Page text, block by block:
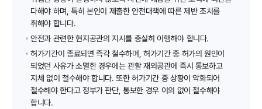
다해야 하며, 특히 본인이 제출한 안전대책에 따른 제반 조치를
취해야 합니다.
안전과 관련한 현지공관의 지시를 충실히 이행해야 합니다.
허가기간이 종료되면 즉각 철수하며, 허가기간 중 허가의 원인이
되었던 사유가 소멸한 경우에는 관할 재외공관에 즉시 통보하고
지체 없이 철수해야 합니다. 또한 허가기간 중 상황이 악화되어
철수해야 한다고 정부가 판단, 통보한 경우 이의 없이 철수해야
합니다.